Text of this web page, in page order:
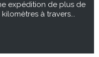
expédition de plus de
kilomètres à travers...